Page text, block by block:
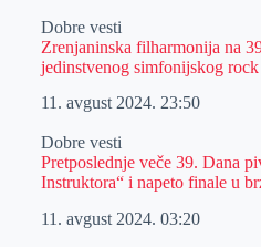
Dobre vesti
Zrenjaninska filharmonija na
jedinstvenog simfonijskog rock
11. avgust 2024. 23:50
Dobre vesti
Pretposlednje veče 39. Dana
Instruktora“ i napeto finale u
11. avgust 2024. 03:20